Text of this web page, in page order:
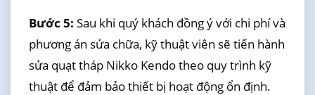
Bước 5: Sau khi quý khách đồng ý với chi phí và
phương án sửa chữa, kỹ thuật viên sẽ tiến hành
sửa quạt tháp Nikko Kendo theo quy trình kỹ
thuật để đảm bảo thiết bị hoạt động ổn định.